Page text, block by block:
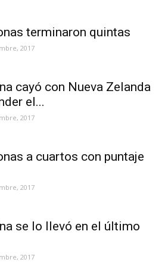
terminaron quintas
2017
cayó con Nueva Zelanda
el...
2017
a cuartos con puntaje
2017
se lo llevó en el último
2017